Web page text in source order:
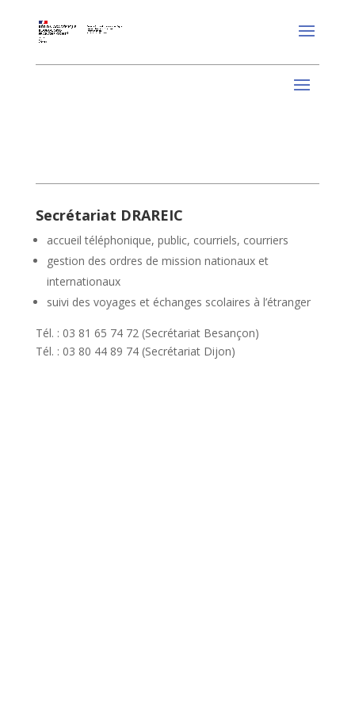
Secrétariat DRAREIC
accueil téléphonique, public, courriels, courriers
gestion des ordres de mission nationaux et
internationaux
suivi des voyages et échanges scolaires à l’étranger
Tél. : 03 81 65 74 72 (Secrétariat Besançon)
Tél. : 03 80 44 89 74 (Secrétariat Dijon)